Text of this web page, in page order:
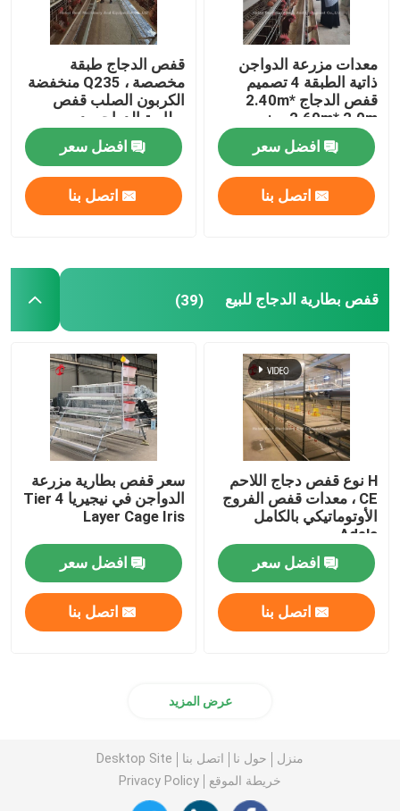
معدات مزرعة الدواجن
ذاتية الطبقة 4 تصميم
قفص الدجاج 2.40m*
2.60m* 2.0m روز
افضل سعر
اتصل بنا
قفص الدجاج طبقة
مخصصة ، Q235 منخفضة
الكربون الصلب قفص
بطارية الدواجن دوريس
افضل سعر
اتصل بنا
قفص بطارية الدجاج للبيع (39)
H نوع قفص دجاج اللاحم
CE ، معدات قفص الفروج
الأوتوماتيكي بالكامل
Adela
افضل سعر
اتصل بنا
سعر قفص بطارية مزرعة
الدواجن في نيجيريا 4 Tier
Layer Cage Iris
افضل سعر
اتصل بنا
عرض المزيد
منزل حول نا اتصل بنا
Desktop Site
خريطة الموقع
Privacy Policy